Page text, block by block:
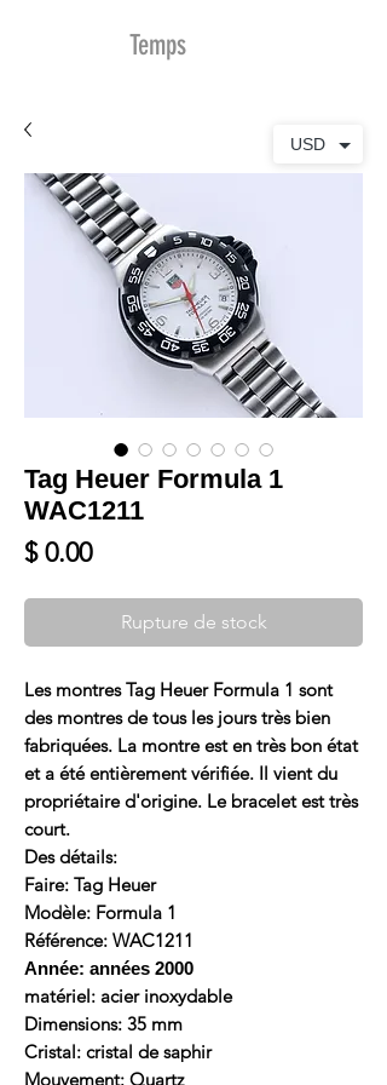
Temps
Tag Heuer Formula 1
WAC1211
$ 0.00Prix
Rupture de stock
Les montres Tag Heuer Formula 1 sont
des montres de tous les jours très bien
fabriquées. La montre est en très bon état
et a été entièrement vérifiée. Il vient du
propriétaire d'origine. Le bracelet est très
court.
Des détails:
Faire: Tag Heuer
Modèle: Formula 1
Référence: WAC1211
Année: années 2000
matériel: acier inoxydable
Dimensions: 35 mm
Cristal: cristal de saphir
Mouvement: Quartz
USD